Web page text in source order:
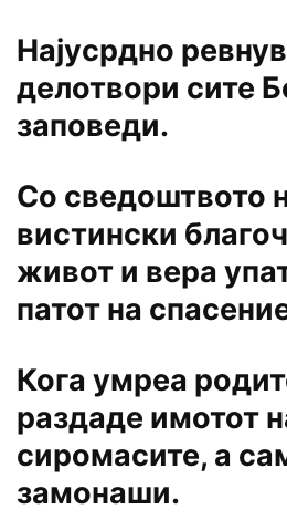
Најусрдно
делотвори сите
заповеди.
Со сведоштвото
вистински
живот и вера
патот на
Кога умреа
раздаде имотот
сиромасите, а
замонаши.